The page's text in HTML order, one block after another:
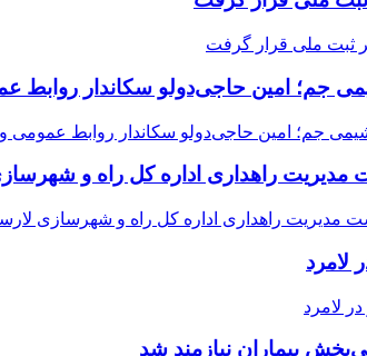
جم؛ امین حاجی‌دولو سکاندار روابط
راهداری اداره کل راه و
بیماران نیازمند شد